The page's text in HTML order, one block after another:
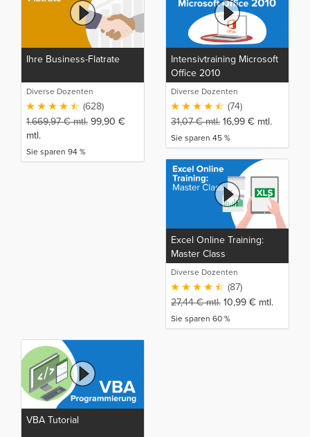
Ihre Business-Flatrate
Diverse Dozenten
(628)
1.669,97€mtl. 99,90 €
mtl.
Sie sparen 94 %
Intensivtraining Microsoft
Office 2010
Diverse Dozenten
(74)
31,07€mtl. 16,99 € mtl.
Sie sparen 45 %
Excel Online Training:
Master Class
Diverse Dozenten
(87)
27,44€mtl. 10,99 € mtl.
Sie sparen 60 %
VBA Tutorial